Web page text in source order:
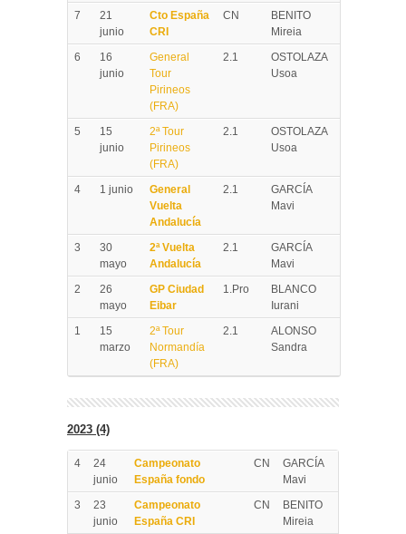
7
21
junio
Cto España
CRI
CN
BENITO
Mireia
6
16
junio
General
Tour
Pirineos
(FRA)
2.1
OSTOLAZA
Usoa
5
15
junio
2ª Tour
Pirineos
(FRA)
2.1
OSTOLAZA
Usoa
4 1 junio
General
Vuelta
Andalucía
2.1
GARCÍA
Mavi
3
30
mayo
2ª Vuelta
Andalucía
2.1
GARCÍA
Mavi
2
26
mayo
GP Ciudad
Eibar
1.Pro
BLANCO
Iurani
1
15
marzo
2ª Tour
Normandía
(FRA)
2.1
ALONSO
Sandra
2023 (4)
4
24
junio
Campeonato
España fondo
CN
GARCÍA
Mavi
3
23
junio
Campeonato
España CRI
CN
BENITO
Mireia